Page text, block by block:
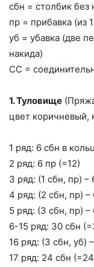
сбн = столбик без
пр = прибавка (из
уб = убавка (две
накида)
СС =
1. Туловище
цвет коричневый,
1 ряд: 6 сбн в
2 ряд: 6 пр (=12)
3 ряд: (1 сбн, пр) –
4 ряд: (2 сбн, пр) –
5 ряд: (3 сбн, пр) –
6-15 ряд: 30 сбн
16 ряд: (3 сбн, уб)
17 ряд: 24 сбн